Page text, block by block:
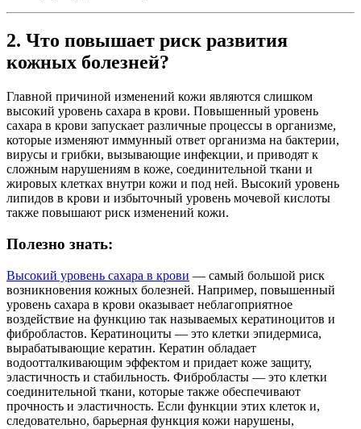
2. Что повышает риск развития
кожных болезней?
Главной причиной изменений кожи являются слишком
высокий уровень сахара в крови. Повышенный уровень
сахара в крови запускает различные процессы в организме,
которые изменяют иммунный ответ организма на бактерии,
вирусы и грибки, вызывающие инфекции, и приводят к
сложным нарушениям в коже, соединительной ткани и
жировых клетках внутри кожи и под ней. Высокий уровень
липидов в крови и избыточный уровень мочевой кислоты
также повышают риск изменений кожи.
Полезно знать:
Высокий уровень сахара в крови — самый большой риск
возникновения кожных болезней. Например, повышенный
уровень сахара в крови оказывает неблагоприятное
воздействие на функцию так называемых кератиноцитов и
фибробластов. Кератиноциты — это клетки эпидермиса,
вырабатывающие кератин. Кератин обладает
водоотталкивающим эффектом и придает коже защиту,
эластичность и стабильность. Фибробласты — это клетки
соединительной ткани, которые также обеспечивают
прочность и эластичность. Если функции этих клеток и,
следовательно, барьерная функция кожи нарушены,